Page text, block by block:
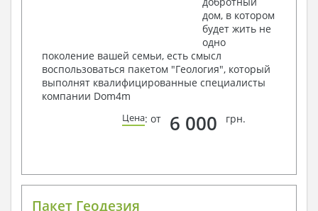
дом, в котором
будет жить не
одно
поколение вашей семьи, есть смысл
воспользоваться пакетом "Геология", который
выполнят квалифицированные специалисты
компании Dom4m
Цена: от 6 000 грн.
Пакет Геодезия